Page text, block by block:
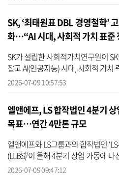
SK, ‘최태원표 DBL 경영철학’
화…“AI 시대, 사회적 가치 표준
SK가 설립한 사회적가치연구원이
잡고 AI(인공지능) 시대, 사회적 가치
한다. 사회적가치연구원은 9일 서울
2026-07-09 10:57:53
엘앤에프, LS 합작법인 4분기
목표…연간 4만톤 규모
엘앤에프와 LS그룹과의 합작법인
(LLBS)’이 올해 4분기 상업 가동에
산업단지 내 연간 4만톤 규모의 NCM
2026-07-09 09:47:12